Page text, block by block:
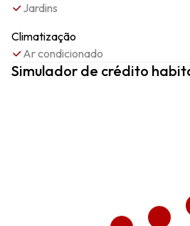
Jardins
Climatização
Ar condicionado
Simulador de crédito